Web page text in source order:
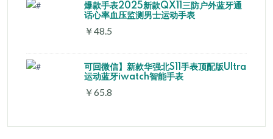
爆款手表2025新款QX11三防户外蓝牙通
话心率血压监测男士运动手表
￥48.5
可回微信】新款华强北S11手表顶配版Ultra
运动蓝牙iwatch智能手表
￥65.8